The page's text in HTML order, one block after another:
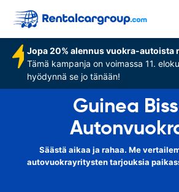
Jopa 20% alennus vuokra-autoista
Tämä kampanja on voimassa 11.
hyödynnä se jo tänään!
Guinea
Säästä aikaa ja rahaa. Me
autovuokrayritysten tarjouksia